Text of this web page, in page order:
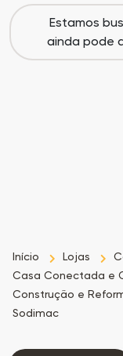
os
Ofertas
Estamos
ainda pode
Início Lojas
Casa Conectada e
Construção e
Sodimac